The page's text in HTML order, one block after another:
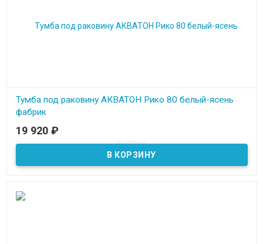
Тумба под раковину АКВАТОН Рико 80 белый-ясень
фабрик
В наличии
19 920 ₽